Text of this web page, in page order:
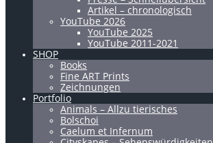
Artikel – chronologisch
YouTube 2026
YouTube 2025
YouTube 2011-2021
SHOP
Books
Fine ART Prints
Zeichnungen
Portfolio
Animals – Allzu tierisches
Bolschoi
Caelum et Infernum